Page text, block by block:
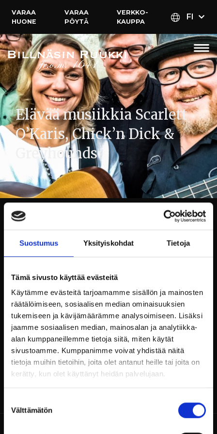
Suostumus Yksityiskohdat Tietoja
Tämä sivusto käyttää evästeitä
Käytämme evästeitä tarjoamamme sisällön ja mainosten
räätälöimiseen, sosiaalisen median ominaisuuksien
tukemiseen ja kävijämäärämme analysoimiseen. Lisäksi
jaamme sosiaalisen median, mainosalan ja analytiikka-
alan kumppaneillemme tietoja siitä, miten käytät
sivustoamme. Kumppanimme voivat yhdistää näitä
tietoja muihin tietoihin, joita olet antanut heille tai joita on
kerätty, kun olet käyttänyt heidän palvelujaan.
valinta
Välttämätön
VARAA
HUONE
VARAA
PÖYTÄ
VERKKO­
KAUPPA
FI
Elävää musiikkia Scarlett
O’Karis, Chick’n Dick &
Greyhounds
Chick’n Dick & Greyhounds esiintyy 14.7.2023 kello
Raaseporilainen cover-band, jonka juuret ovat
syvällä amerikkalaisessa rytmimusiikissa.
Pian ja Jukan vuonna 2006 perustuman Chick´n
Dick -duo laajeni myöhemmin kvartetiksi, kun
mukaan tulivat rytmiryhmään Tuomo ja Timo.
Tuomon jäätyä pois, basistina toimii Esko.